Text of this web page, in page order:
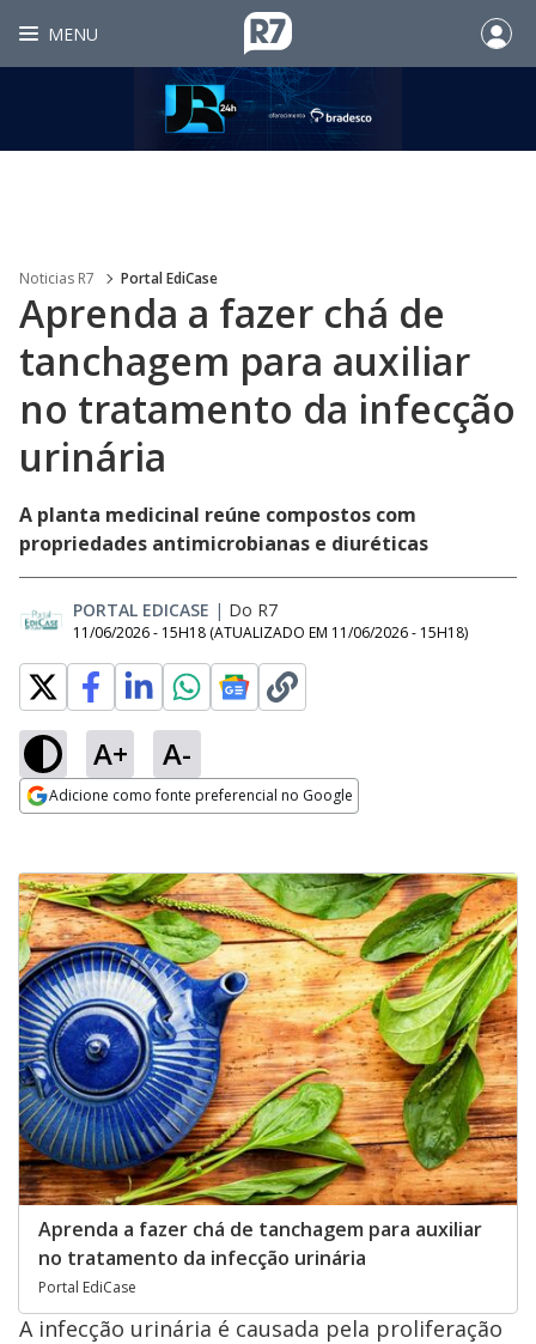
MENU
Noticias R7 Portal EdiCase
Aprenda a fazer chá de
tanchagem para auxiliar
no tratamento da infecção
urinária
A planta medicinal reúne compostos com
propriedades antimicrobianas e diuréticas
PORTAL EDICASE | Do R7
11/06/2026 - 15H18 (ATUALIZADO EM 11/06/2026 - 15H18)
A+ A-
Adicione como fonte preferencial no Google
Aprenda a fazer chá de tanchagem para auxiliar
no tratamento da infecção urinária
Portal EdiCase
A infecção urinária é causada pela proliferação